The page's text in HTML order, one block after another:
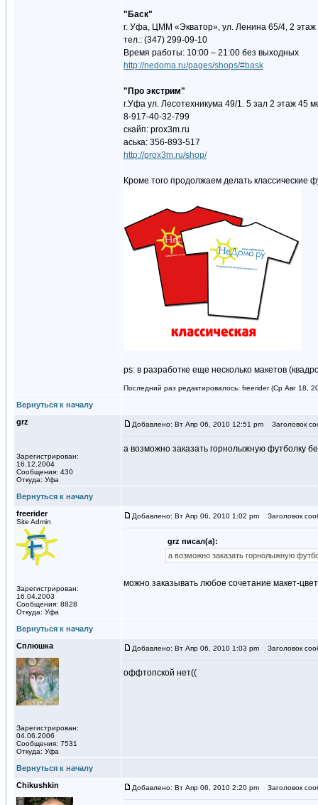
"Баск"
г. Уфа, ЦММ «Экватор», ул. Ленина 65/4, 2 этаж
тел.: (347) 299-09-10
Время работы: 10:00 – 21:00 без выходных
http://nedoma.ru/pages/shops/#bask
"Про экстрим"
г.Уфа ул. Лесотехникума 49/1. 5 зал 2 этаж 45
8-917-40-32-799
скайп: prox3m.ru
аська: 356-893-517
http://prox3m.ru/shop/
Кроме того продолжаем делать классические
ps: в разработке еще несколько макетов
Последний раз редактировалось: freerider (Ср Авг 18,
Вернуться к началу
grz
Зарегистрирован:
16.12.2004
Сообщения: 430
Откуда: Уфа
Добавлено: Вт Апр 06, 2010 12:51 pm Заголовок
а возможно заказать горнолыжную футболку
Вернуться к началу
freerider
Site Admin
Зарегистрирован:
16.04.2003
Сообщения: 8828
Откуда: Уфа
Добавлено: Вт Апр 06, 2010 1:02 pm Заголовок
grz писал(а):
а возможно заказать горнолыжную
можно заказывать любое сочетание макет-
Вернуться к началу
Сплюшка
Зарегистрирован:
04.06.2006
Сообщения: 7531
Откуда: Уфа
Добавлено: Вт Апр 06, 2010 1:03 pm Заголовок
оффтопской нет((
Вернуться к началу
Chikushkin
Добавлено: Вт Апр 06, 2010 2:20 pm Заголовок